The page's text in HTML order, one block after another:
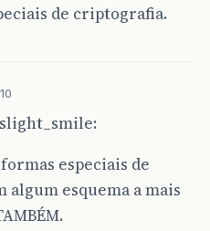
de criptografia.
especiais de
esquema a mais